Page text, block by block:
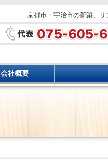
京都市・宇治市の新築、リ
会社概要